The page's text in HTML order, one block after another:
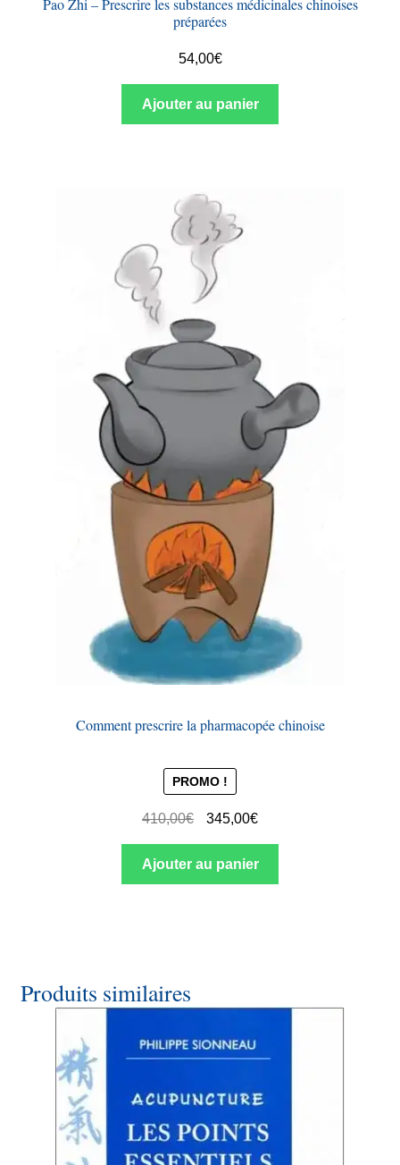
Pao Zhi – Prescrire les substances médicinales chinoises
préparées
54,00€
Ajouter au panier
Comment prescrire la pharmacopée chinoise
PROMO !
410,00€ 345,00€
Ajouter au panier
Produits similaires